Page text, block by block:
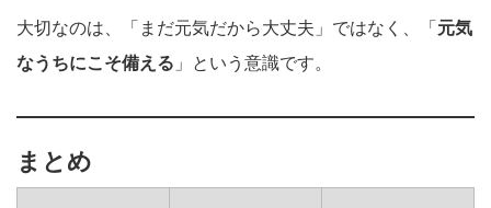
大切なのは、「まだ元気だから大丈夫」ではなく、「 元気
なうちにこそ備える 」という意識です。
まとめ